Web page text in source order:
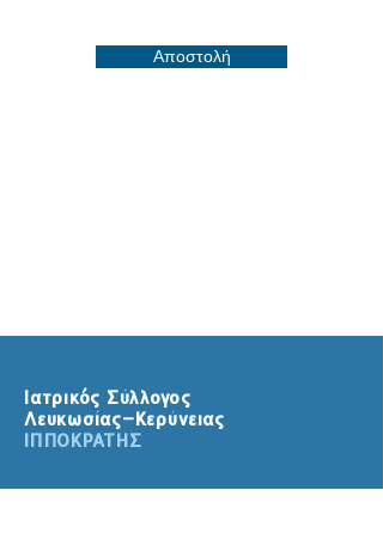
Αποστολή
Ιατρικός Σύλλογος
Λευκωσίας-Κερύνειας
ΙΠΠΟΚΡΑΤΗΣ